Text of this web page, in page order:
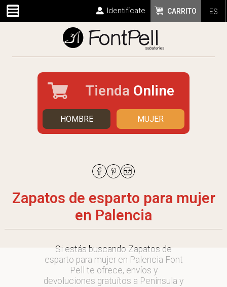
ES
CARRITO
Identifícate
Tienda Online
HOMBRE MUJER
Zapatos de esparto para mujer
en Palencia
Si estás buscando Zapatos de
esparto para mujer en Palencia Font
Pell te ofrece, envíos y
devoluciones gratuítos a Península y